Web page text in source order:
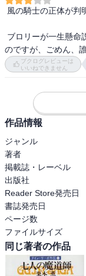
ブクログレビューは
いいねできません
作品情報
ジャンル
著者
掲載誌・レーベル
出版社
Reader Store発売日
書誌発売日
ページ数
ファイルサイズ
同じ著者の作品